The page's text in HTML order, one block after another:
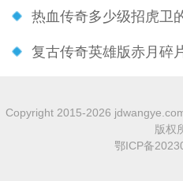
热血传奇多少级招虎卫
复古传奇英雄版赤月碎
Copyright 2015-2026
版权
鄂ICP备